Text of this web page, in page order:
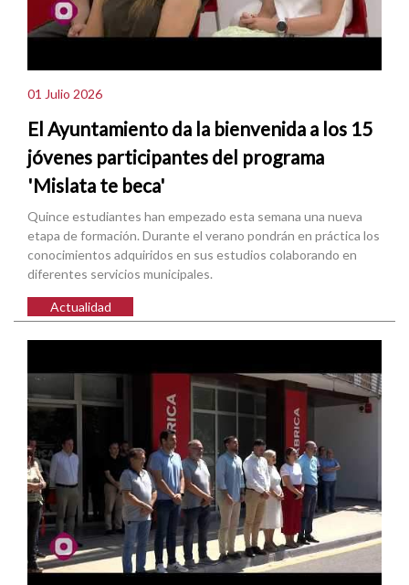
01 Julio 2026
El Ayuntamiento da la bienvenida a los 15
jóvenes participantes del programa
'Mislata te beca'
Quince estudiantes han empezado esta semana una nueva
etapa de formación. Durante el verano pondrán en práctica los
conocimientos adquiridos en sus estudios colaborando en
diferentes servicios municipales.
Actualidad